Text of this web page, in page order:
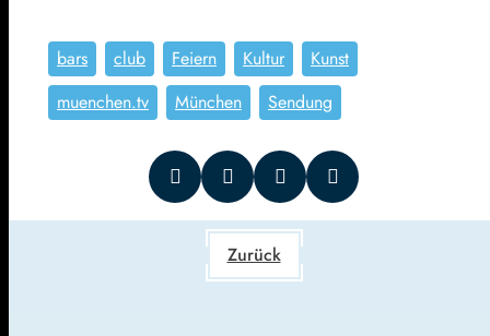
bars club Feiern Kultur
Kunst
muenchen.tv
München Sendung
Zurück